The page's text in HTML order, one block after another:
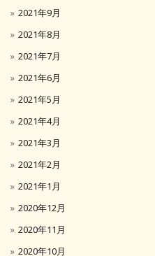
2021年9月
2021年8月
2021年7月
2021年6月
2021年5月
2021年4月
2021年3月
2021年2月
2021年1月
2020年12月
2020年11月
2020年10月